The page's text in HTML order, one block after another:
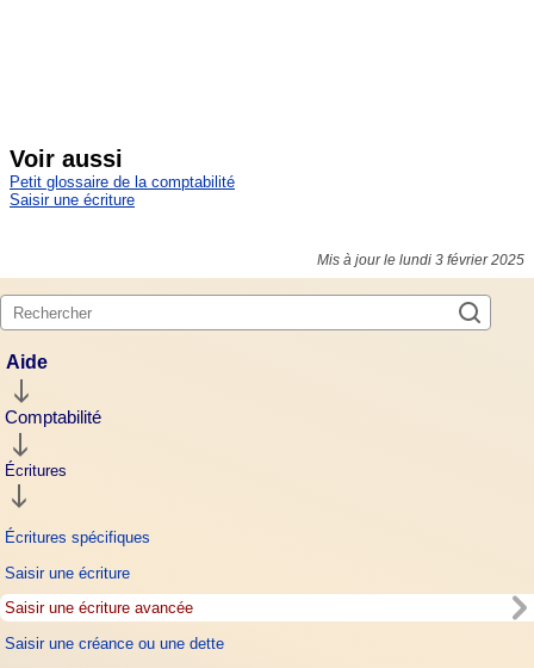
Aide
Comptabilité
Écritures
Écritures spécifiques
Saisir une écriture
Saisir une écriture avancée
Saisir une créance ou une dette
Voir aussi
Petit glossaire de la comptabilité
Saisir une écriture
Mis à jour le lundi 3 février 2025